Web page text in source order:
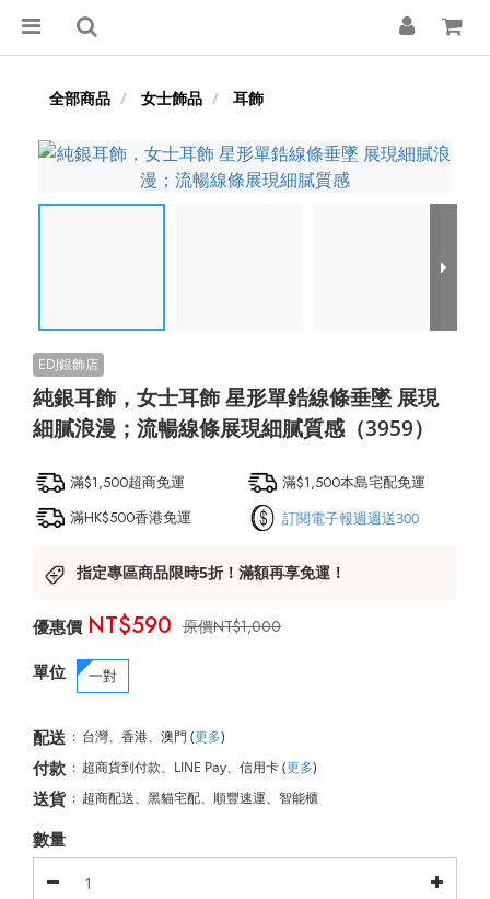
全部商品 女士飾品 耳飾
純銀耳飾，女士耳飾 星形單鋯線條垂墜 展現
細膩浪漫；流暢線條展現細膩質感（3959）
滿$1,500超商免運
滿$1,500本島宅配免運
滿HK$500香港免運
訂閱電子報週週送300
指定專區商品限時5折！滿額再享免運！
NT$1,000
NT$590
單位 一對
配送 : 台灣、香港、澳門 (更多)
付款 : 超商貨到付款、LINE Pay、信用卡(更多)
送貨 : 超商配送、黑貓宅配、順豐速運、智能櫃
數量